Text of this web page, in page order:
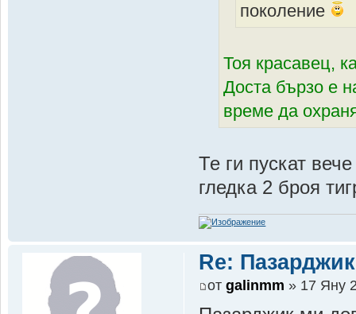
поколение
Тоя красавец,
Доста бързо е
време да
Те ги пускат
гледка 2 броя
Re: Пазарджик
отgalinmm » 17 Яну